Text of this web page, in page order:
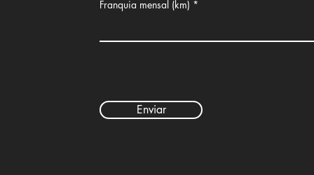
Franquia mensal (km)
Enviar